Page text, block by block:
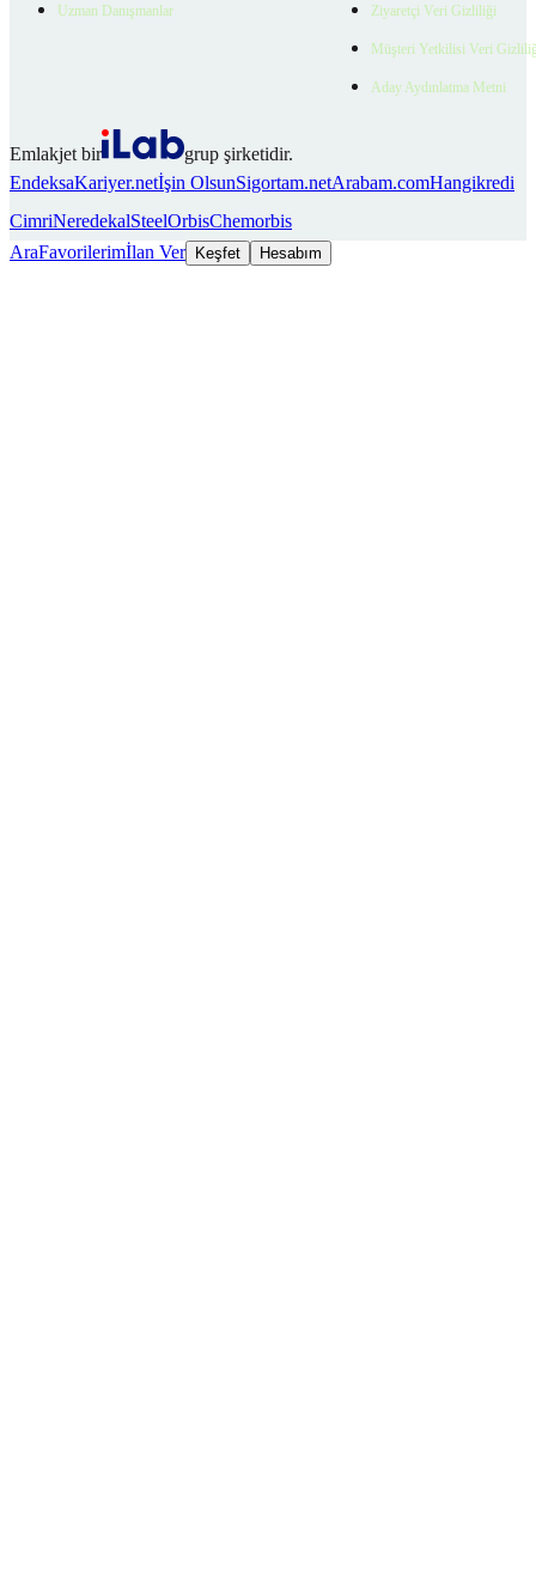
Uzman Danışmanlar Ziyaretçi Veri Gizliliği
Müşteri Yetkilisi Veri
Aday Aydınlatma Metni
Emlakjet bir
grup şirketidir.
EndeksaKariyer.netİşin OlsunSigortam.netArabam.comHangikredi
CimriNeredekalSteelOrbisChemorbis
AraFavorilerimİlan Ver Keşfet Hesabım